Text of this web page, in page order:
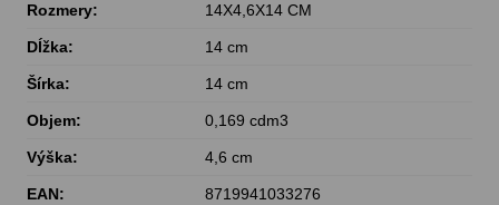
Rozmery: 14X4,6X14 CM
Dĺžka: 14 cm
Šírka: 14 cm
Objem: 0,169 cdm3
Výška: 4,6 cm
EAN: 8719941033276